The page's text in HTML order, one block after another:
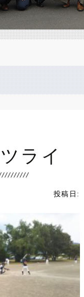
ライ
投稿日: